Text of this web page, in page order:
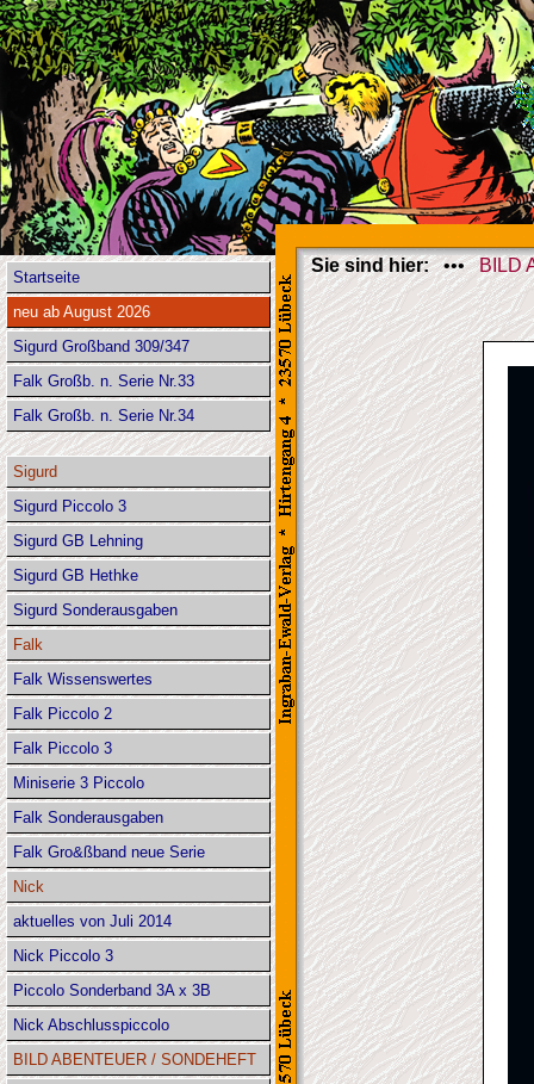
Startseite
neu ab August 2026
Sigurd Großband 309/347
Falk Großb. n. Serie Nr.33
Falk Großb. n. Serie Nr.34
Sigurd
Sigurd Piccolo 3
Sigurd GB Lehning
Sigurd GB Hethke
Sigurd Sonderausgaben
Falk
Falk Wissenswertes
Falk Piccolo 2
Falk Piccolo 3
Miniserie 3 Piccolo
Falk Sonderausgaben
Falk Gro&ßband neue Serie
Nick
aktuelles von Juli 2014
Nick Piccolo 3
Piccolo Sonderband 3A x 3B
Nick Abschlusspiccolo
BILD ABENTEUER / SONDEHEFT
Sie sind hier:•••BILD